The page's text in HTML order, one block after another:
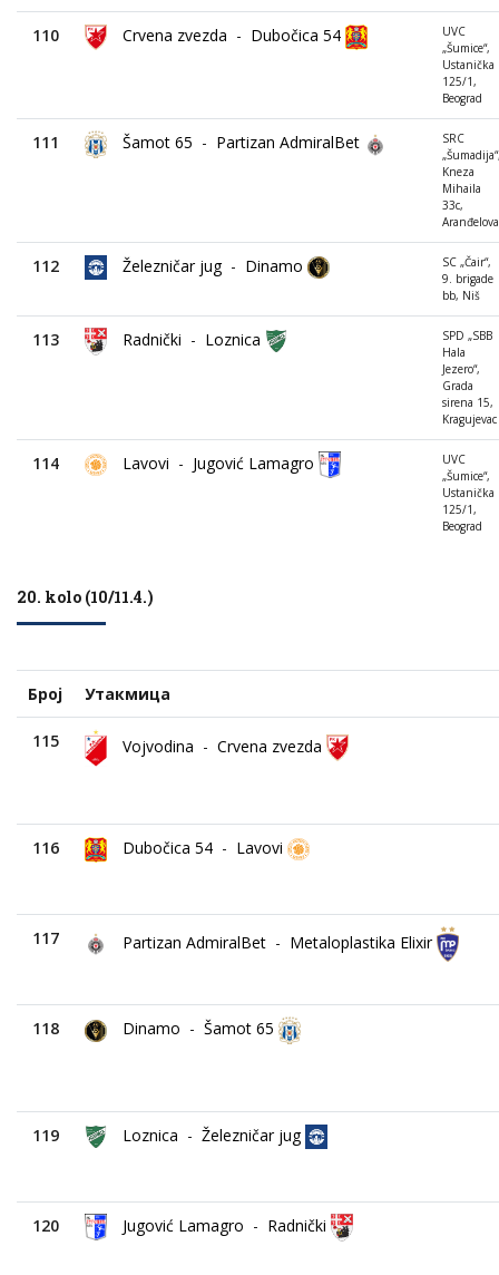
110 Crvena zvezda - Dubočica 54
UVC
„Šumice“,
Ustanička
125/1,
Beograd
111 Šamot 65 - Partizan AdmiralBet
SRC
Kneza
Mihaila
33c,
112 Železničar jug - Dinamo
SC „Čair“,
9. brigade
bb, Niš
113 Radnički - Loznica
SPD „SBB
Hala
Jezero“,
Grada
sirena 15,
Kragujevac
114 Lavovi - Jugović Lamagro
UVC
„Šumice“,
Ustanička
125/1,
Beograd
20. kolo (10/11.4.)
Број Утакмица
115 Vojvodina - Crvena zvezda
116 Dubočica 54 - Lavovi
117 Partizan AdmiralBet - Metaloplastika Elixir
118 Dinamo - Šamot 65
119 Loznica - Železničar jug
120 Jugović Lamagro - Radnički